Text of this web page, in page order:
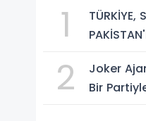
1
TÜRKİYE,
2
Joker
Bir